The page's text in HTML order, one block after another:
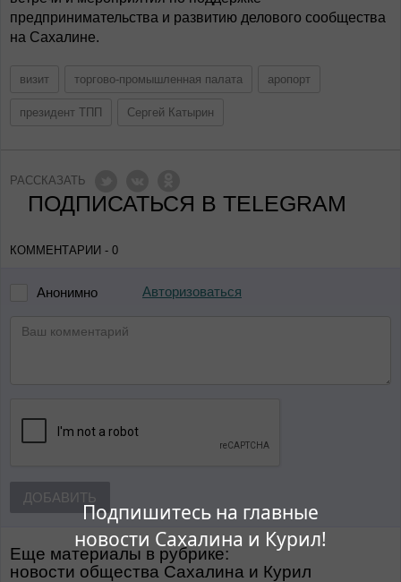
Подпишитесь на главные
новости Сахалина и Курил!
предпринимательства и развитию делового сообщества
на Сахалине.
визит торгово-промышленная палата аропорт
президент ТПП Сергей Катырин
РАССКАЗАТЬ
ПОДПИСАТЬСЯ В TELEGRAM
КОММЕНТАРИИ - 0
Анонимно Авторизоваться
ДОБАВИТЬ
Еще материалы в рубрике:
Новости общества Сахалина и Курил